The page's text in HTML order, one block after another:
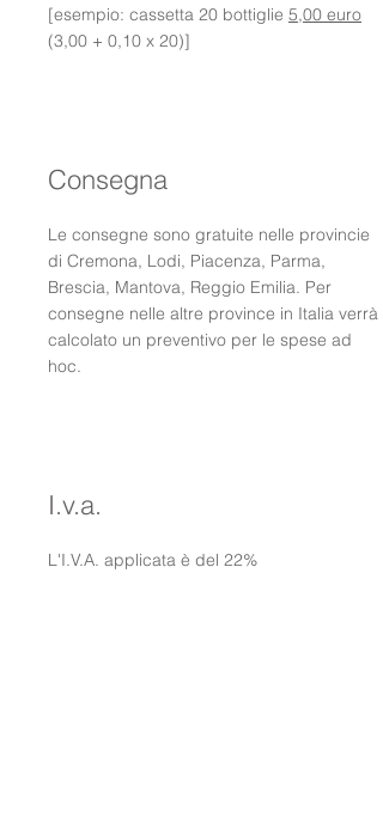
[esempio: cassetta 20 bottiglie 5,00 euro
(3,00 + 0,10 x 20)]
Consegna
Le consegne sono gratuite nelle provincie
di Cremona, Lodi, Piacenza, Parma,
Brescia, Mantova, Reggio Emilia. Per
consegne nelle altre province in Italia verrà
calcolato un preventivo per le spese ad
hoc.
I.v.a.
L'I.V.A. applicata è del 22%